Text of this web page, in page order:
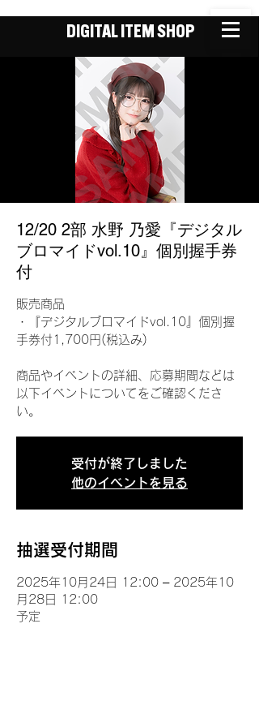
DIGITAL ITEM SHOP
12/20 2部 水野 乃愛『デジタル
ブロマイドvol.10』個別握手券
付
販売商品
・『デジタルブロマイドvol.10』個別握
手券付1,700円(税込み)
商品やイベントの詳細、応募期間などは
以下イベントについてをご確認くださ
い。
受付が終了しました
他のイベントを見る
抽選受付期間
2025年10月24日 12:00 – 2025年10
月28日 12:00
予定